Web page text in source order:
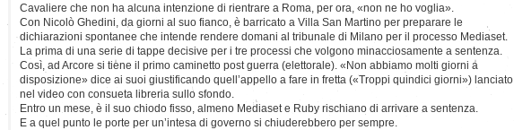
Cavaliere che non ha alcuna intenzione di rientrare a Roma, per ora, «non ne ho voglia».
Con Nicolò Ghedini, da giorni al suo fianco, è barricato a Villa San Martino per preparare le
dichiarazioni spontanee che intende rendere domani al tribunale di Milano per il processo Mediaset.
La prima di una serie di tappe decisive per i tre processi che volgono minacciosamente a sentenza.
Così, ad Arcore si tiene il primo caminetto post guerra (elettorale). «Non abbiamo molti giorni a
disposizione» dice ai suoi giustificando quell’appello a fare in fretta («Troppi quindici giorni») lanciato
nel video con consueta libreria sullo sfondo.
Entro un mese, è il suo chiodo fisso, almeno Mediaset e Ruby rischiano di arrivare a sentenza.
E a quel punto le porte per un’intesa di governo si chiuderebbero per sempre.